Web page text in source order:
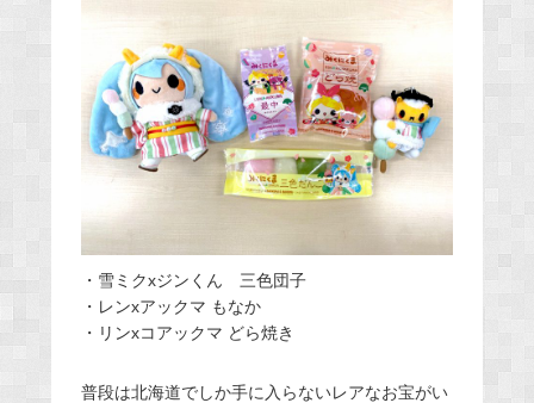
・雪ミクxジンくん 三色団子
・レンxアックマ もなか
・リンxコアックマ どら焼き
普段は北海道でしか手に入らないレアなお宝がい